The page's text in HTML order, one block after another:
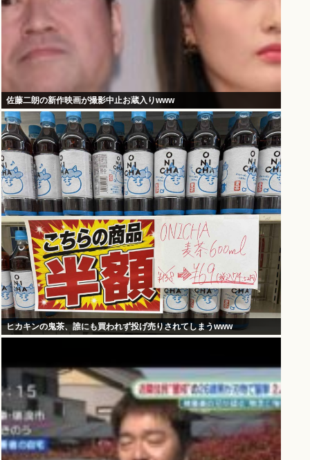
佐藤二朗の新作映画が撮影中止お蔵入りwww
ヒカキンの鬼茶、誰にも買われず投げ売りされてしまうwww